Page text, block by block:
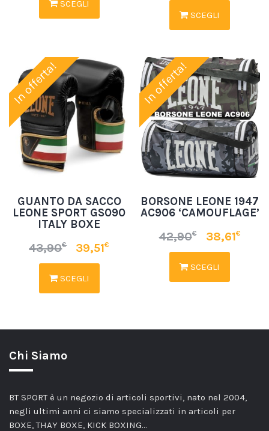
SCEGLI
SCEGLI
In offerta!
GUANTO DA SACCO
LEONE SPORT GS090
ITALY BOXE
43,90€ 39,51€
SCEGLI
In offerta!
BORSONE LEONE 1947
AC906 ‘CAMOUFLAGE’
42,90€ 38,61€
SCEGLI
Chi Siamo
BT SPORT è un negozio di articoli sportivi, nato nel 2004,
negli ultimi anni ci siamo specializzati in articoli per
BOXE, THAY BOXE, KICK BOXING…